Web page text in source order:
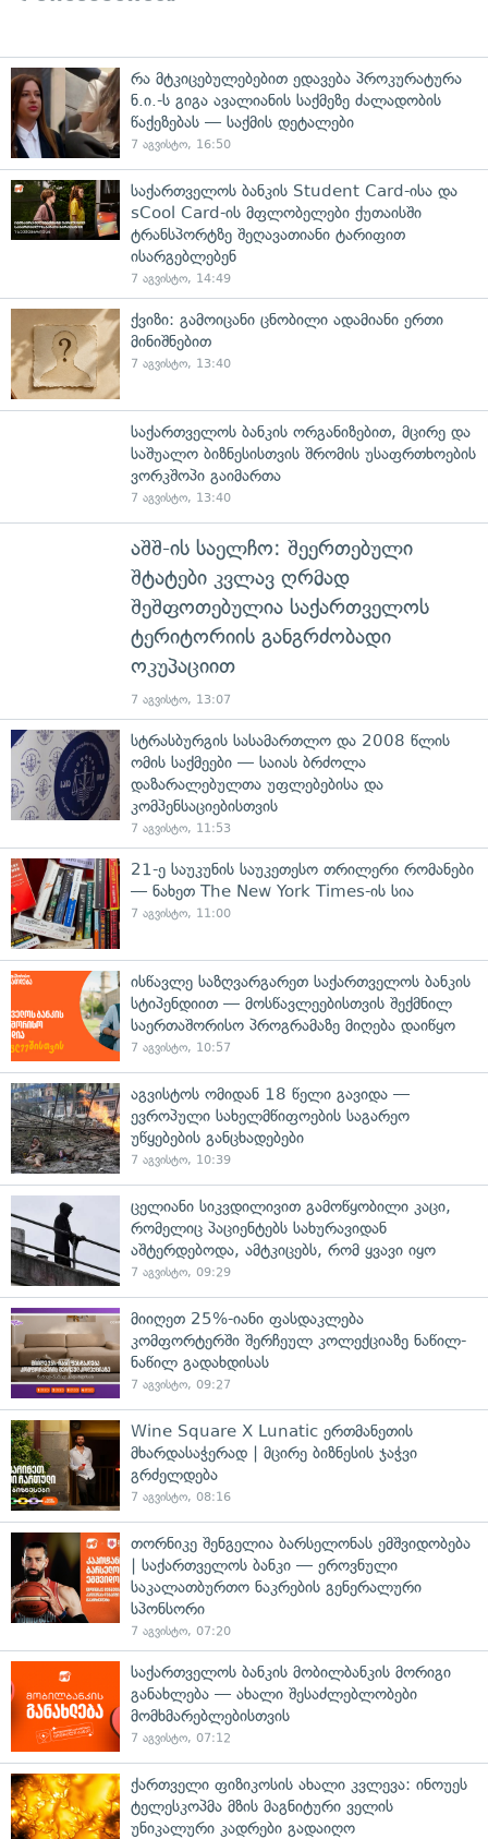
რა მტკიცებულებებით ედავება პროკურატურა
ნ.ი.-ს გიგა ავალიანის საქმეზე ძალადობის
წაქეზებას — საქმის დეტალები
7 აგვისტო, 16:50
საქართველოს ბანკის Student Card-ისა და
sCool Card-ის მფლობელები ქუთაისში
ტრანსპორტზე შეღავათიანი ტარიფით
ისარგებლებენ
7 აგვისტო, 14:49
ქვიზი: გამოიცანი ცნობილი ადამიანი ერთი
მინიშნებით
7 აგვისტო, 13:40
საქართველოს ბანკის ორგანიზებით, მცირე და
საშუალო ბიზნესისთვის შრომის უსაფრთხოების
ვორკშოპი გაიმართა
7 აგვისტო, 13:40
აშშ-ის საელჩო: შეერთებული
შტატები კვლავ ღრმად
შეშფოთებულია საქართველოს
ტერიტორიის განგრძობადი
ოკუპაციით
7 აგვისტო, 13:07
სტრასბურგის სასამართლო და 2008 წლის
ომის საქმეები — საიას ბრძოლა
დაზარალებულთა უფლებებისა და
კომპენსაციებისთვის
7 აგვისტო, 11:53
21-ე საუკუნის საუკეთესო თრილერი რომანები
— ნახეთ The New York Times-ის სია
7 აგვისტო, 11:00
ისწავლე საზღვარგარეთ საქართველოს ბანკის
სტიპენდიით — მოსწავლეებისთვის შექმნილ
საერთაშორისო პროგრამაზე მიღება დაიწყო
7 აგვისტო, 10:57
აგვისტოს ომიდან 18 წელი გავიდა —
ევროპული სახელმწიფოების საგარეო
უწყებების განცხადებები
7 აგვისტო, 10:39
ცელიანი სიკვდილივით გამოწყობილი კაცი,
რომელიც პაციენტებს სახურავიდან
აშტერდებოდა, ამტკიცებს, რომ ყვავი იყო
7 აგვისტო, 09:29
მიიღეთ 25%-იანი ფასდაკლება
კომფორტერში შერჩეულ კოლექციაზე ნაწილ-
ნაწილ გადახდისას
7 აგვისტო, 09:27
Wine Square X Lunatic ერთმანეთის
მხარდასაჭერად | მცირე ბიზნესის ჯაჭვი
გრძელდება
7 აგვისტო, 08:16
თორნიკე შენგელია ბარსელონას ემშვიდობება
| საქართველოს ბანკი — ეროვნული
საკალათბურთო ნაკრების გენერალური
სპონსორი
7 აგვისტო, 07:20
საქართველოს ბანკის მობილბანკის მორიგი
განახლება — ახალი შესაძლებლობები
მომხმარებლებისთვის
7 აგვისტო, 07:12
ქართველი ფიზიკოსის ახალი კვლევა: ინოუეს
ტელესკოპმა მზის მაგნიტური ველის
უნიკალური კადრები გადაიღო